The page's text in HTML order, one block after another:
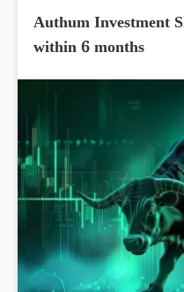
Authum Investment
within 6 months